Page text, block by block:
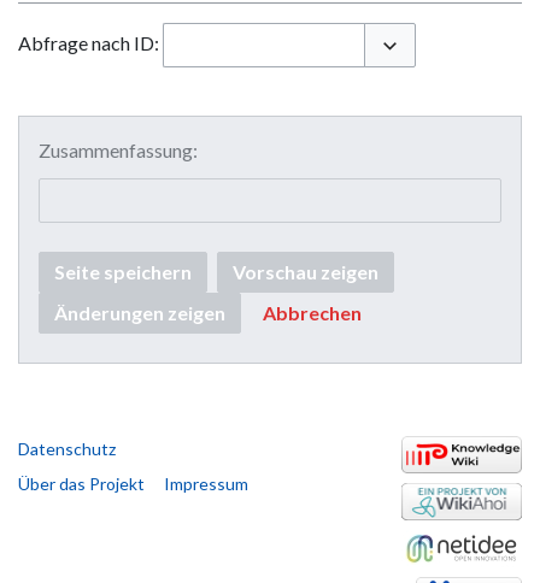
Abfrage nach ID:
Zusammenfassung:
Seite speichern
Vorschau zeigen
Änderungen zeigen
Abbrechen
Datenschutz
Über das Projekt
Impressum